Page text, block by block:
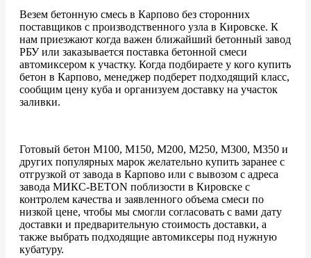
Везем бетонную смесь в Карпово без сторонних
поставщиков с производственного узла в Кировске. К
нам приезжают когда важен ближайший бетонный завод
РБУ или заказывается поставка бетонной смеси
автомиксером к участку. Когда подбираете у кого купить
бетон в Карпово, менеджер подберет подходящий класс,
сообщим цену куба и организуем доставку на участок
заливки.
Готовый бетон М100, М150, М200, М250, М300, М350 и
других популярных марок желательно купить заранее с
отгрузкой от завода в Карпово или с вывозом с адреса
завода МИКС-BETON поблизости в Кировске с
контролем качества и заявленного объема смеси по
низкой цене, чтобы мы смогли согласовать с вами дату
доставки и предварительную стоимость доставки, а
также выбрать подходящие автомиксеры под нужную
кубатуру.